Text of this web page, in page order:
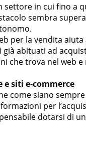
settore in cui fino a
sembra
per la vendita
abituati ad
che trova nel web
siti e-commerce
come siano
per
dotarsi di